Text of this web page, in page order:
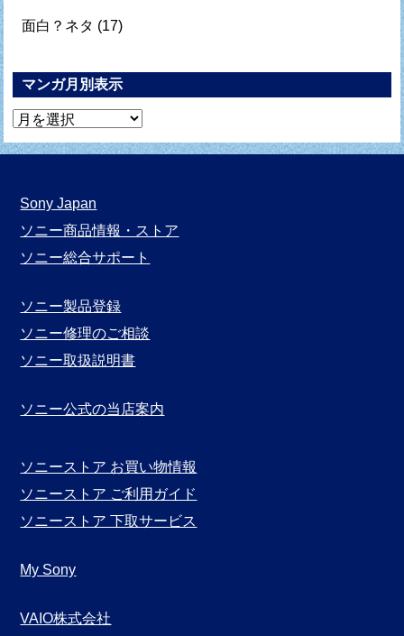
面白？ネタ (17)
マンガ月別表示
マ
ン
月
別
表
Sony Japan
ソニー商品情報・ストア
ソニー総合サポート
ソニー製品登録
ソニー修理のご相談
ソニー取扱説明書
ソニー公式の当店案内
ソニーストア お買い物情報
ソニーストア ご利用ガイド
ソニーストア 下取サービス
My Sony
VAIO株式会社